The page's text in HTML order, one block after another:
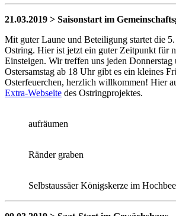
21.03.2019 > Saisonstart im
Mit guter Laune und Beteiligung startet die
Ostring. Hier ist jetzt ein guter Zeitpunkt für
Einsteigen. Wir treffen uns jeden
Ostersamstag ab 18 Uhr gibt es ein kleines
Osterfeuerchen, herzlich willkommen! Hier
Extra-Webseite des Ostringprojektes.
aufräumen
Ränder graben
Selbstaussäer Königskerze im